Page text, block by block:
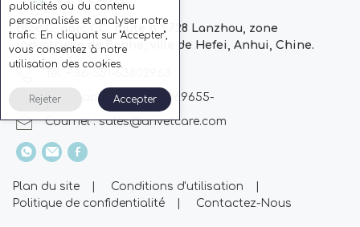
Bloc C, parc CC, route n ° 728 Lanzhou, zone
industrielle de Baohe, ville de Hefei, Anhui, Chine.
Whatsapp: + 86 13510869655-
Courriel :sales@arivetcare.com
Plan du site Conditions d'utilisation
Politique de confidentialité
Contactez-Nous
publicités ou du contenu
personnalisés et analyser notre
trafic. En cliquant sur "Accepter",
vous consentez à notre
utilisation des cookies.
Rejeter Accepter